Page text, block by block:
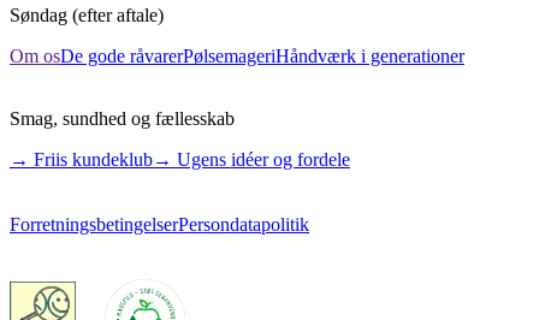
Søndag (efter aftale)
Om osDe gode råvarerPølsemageriHåndværk i generationer
Smag, sundhed og fællesskab
→ Friis kundeklub→ Ugens idéer og fordele
ForretningsbetingelserPersondatapolitik